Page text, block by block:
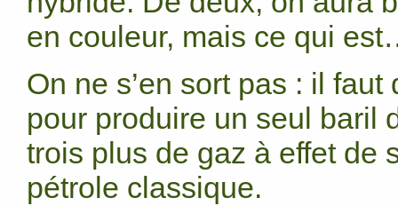
en couleur, mais ce qui
On ne s’en sort pas : il
pour produire un seul baril
trois plus de gaz à effet de
pétrole classique.